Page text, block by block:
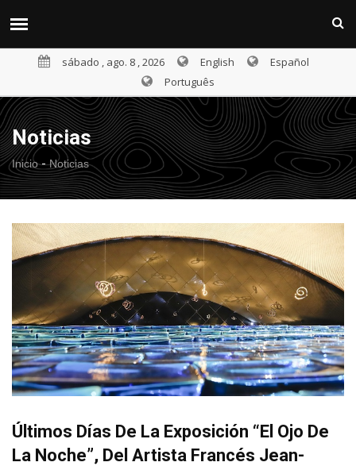
sábado , ago. 8 , 2026 English
Español
Português
Noticias
Inicio- Noticias
Últimos Días De La Exposición “El Ojo De
La Noche”, Del Artista Francés Jean-